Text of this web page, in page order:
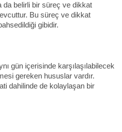
da belirli bir süreç ve dikkat
Bu süreç ve dikkat
gibidir.
gün içerisinde karşılaşılabilecek
gereken hususlar vardır.
dahilinde de kolaylaşan bir